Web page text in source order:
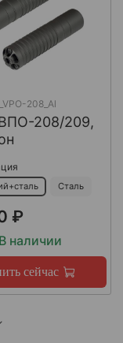
208_Al
208/209,
Сталь
₽
В наличии
сейчас